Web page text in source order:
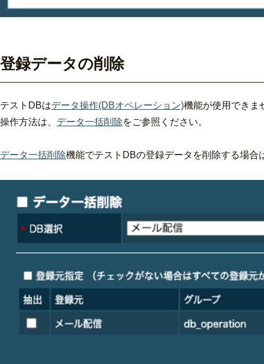
登録データの削除
テストDBはデータ操作(DBオペレーション)機能が使用できま
操作方法は、 データ一括削除をご参照ください。
データ一括削除機能でテストDBの登録データを削除する場